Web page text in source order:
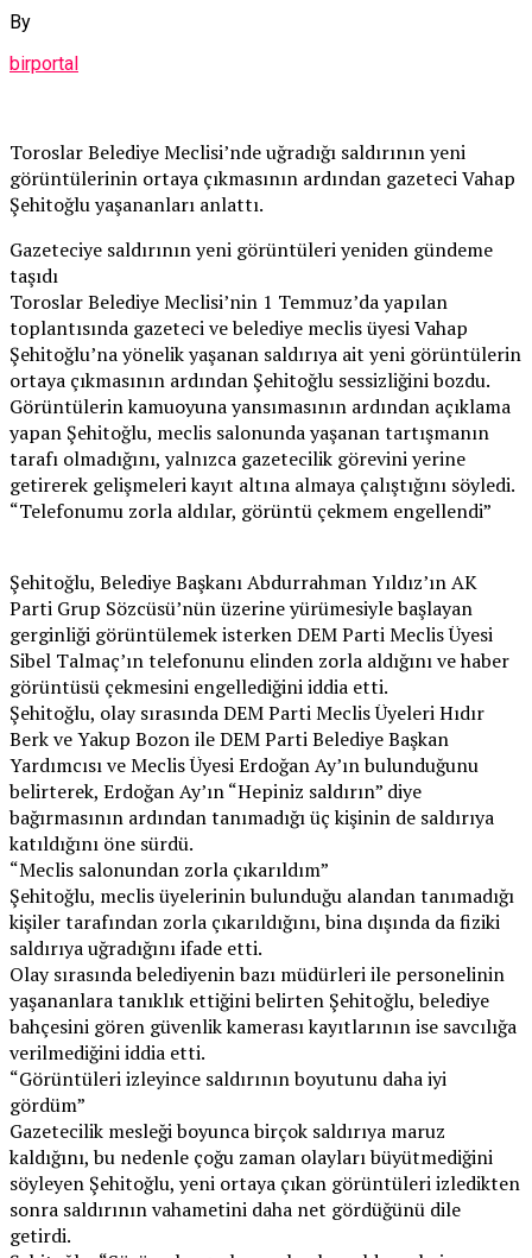
By
birportal
Toroslar Belediye Meclisi’nde uğradığı saldırının yeni
görüntülerinin ortaya çıkmasının ardından gazeteci Vahap
Şehitoğlu yaşananları anlattı.
Gazeteciye saldırının yeni görüntüleri yeniden gündeme
taşıdı
Toroslar Belediye Meclisi’nin 1 Temmuz’da yapılan
toplantısında gazeteci ve belediye meclis üyesi Vahap
Şehitoğlu’na yönelik yaşanan saldırıya ait yeni görüntülerin
ortaya çıkmasının ardından Şehitoğlu sessizliğini bozdu.
Görüntülerin kamuoyuna yansımasının ardından açıklama
yapan Şehitoğlu, meclis salonunda yaşanan tartışmanın
tarafı olmadığını, yalnızca gazetecilik görevini yerine
getirerek gelişmeleri kayıt altına almaya çalıştığını söyledi.
“Telefonumu zorla aldılar, görüntü çekmem engellendi”
Şehitoğlu, Belediye Başkanı Abdurrahman Yıldız’ın AK
Parti Grup Sözcüsü’nün üzerine yürümesiyle başlayan
gerginliği görüntülemek isterken DEM Parti Meclis Üyesi
Sibel Talmaç’ın telefonunu elinden zorla aldığını ve haber
görüntüsü çekmesini engellediğini iddia etti.
Şehitoğlu, olay sırasında DEM Parti Meclis Üyeleri Hıdır
Berk ve Yakup Bozon ile DEM Parti Belediye Başkan
Yardımcısı ve Meclis Üyesi Erdoğan Ay’ın bulunduğunu
belirterek, Erdoğan Ay’ın “Hepiniz saldırın” diye
bağırmasının ardından tanımadığı üç kişinin de saldırıya
katıldığını öne sürdü.
“Meclis salonundan zorla çıkarıldım”
Şehitoğlu, meclis üyelerinin bulunduğu alandan tanımadığı
kişiler tarafından zorla çıkarıldığını, bina dışında da fiziki
saldırıya uğradığını ifade etti.
Olay sırasında belediyenin bazı müdürleri ile personelinin
yaşananlara tanıklık ettiğini belirten Şehitoğlu, belediye
bahçesini gören güvenlik kamerası kayıtlarının ise savcılığa
verilmediğini iddia etti.
“Görüntüleri izleyince saldırının boyutunu daha iyi
gördüm”
Gazetecilik mesleği boyunca birçok saldırıya maruz
kaldığını, bu nedenle çoğu zaman olayları büyütmediğini
söyleyen Şehitoğlu, yeni ortaya çıkan görüntüleri izledikten
sonra saldırının vahametini daha net gördüğünü dile
getirdi.